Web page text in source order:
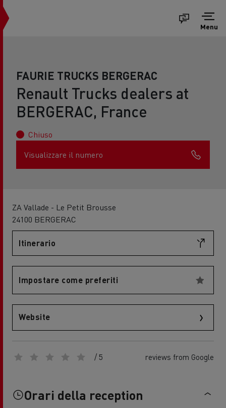
Menu
FAURIE TRUCKS BERGERAC
Renault Trucks dealers at
BERGERAC, France
Chiuso
Visualizzare il numero
ZA Vallade - Le Petit Brousse
24100 BERGERAC
Itinerario
Impostare come preferiti
Website
/ 5 reviews from Google
Orari della reception